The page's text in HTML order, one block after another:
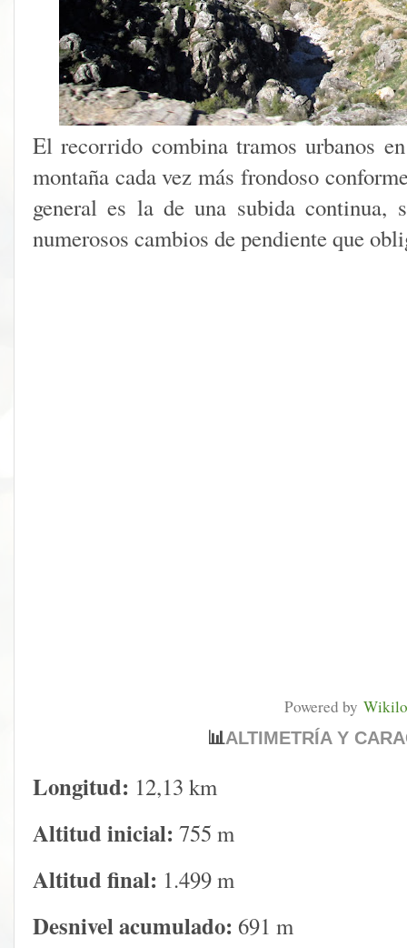
El recorrido combina tramos urbanos
montaña cada vez más frondoso
general es la de una subida continua,
numerosos cambios de pendiente que
Powered by
📊ALTIMETRÍA Y
Longitud: 12,13 km
Altitud inicial: 755 m
Altitud final: 1.499 m
Desnivel acumulado: 691 m